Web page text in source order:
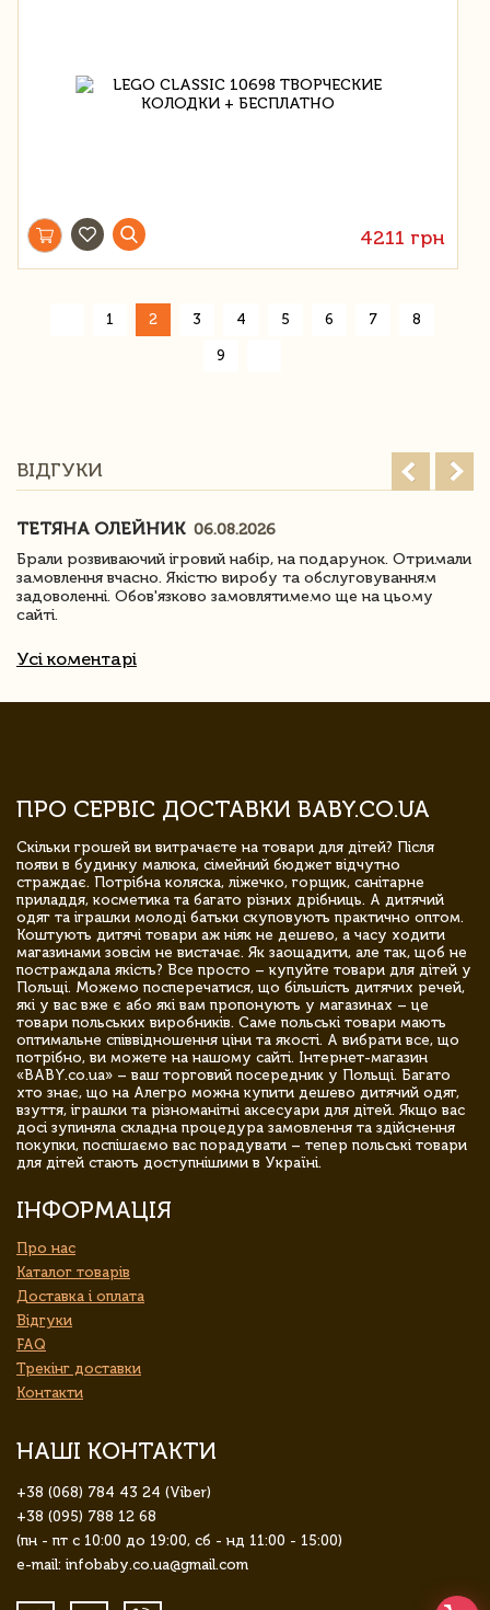
4211 грн
1 2 3 4 5 6 7 8
9
ВІДГУКИ
ТЕТЯНА ОЛЕЙНИК 06.08.2026
Брали розвиваючий ігровий набір, на подарунок. Отримали
замовлення вчасно. Якістю виробу та обслуговуванням
задоволенні. Обов'язково замовлятимемо ще на цьому
сайті.
Усі коментарі
ПРО СЕРВІС ДОСТАВКИ BABY.CO.UA
Скільки грошей ви витрачаєте на товари для дітей? Після
появи в будинку малюка, сімейний бюджет відчутно
страждає. Потрібна коляска, ліжечко, горщик, санітарне
приладдя, косметика та багато різних дрібниць. А дитячий
одяг та іграшки молоді батьки скуповують практично оптом.
Коштують дитячі товари аж ніяк не дешево, а часу ходити
магазинами зовсім не вистачає. Як заощадити, але так, щоб не
постраждала якість? Все просто – купуйте товари для дітей у
Польщі. Можемо посперечатися, що більшість дитячих речей,
які у вас вже є або які вам пропонують у магазинах – це
товари польських виробників. Саме польські товари мають
оптимальне співвідношення ціни та якості. А вибрати все, що
потрібно, ви можете на нашому сайті. Інтернет-магазин
«BABY.co.ua» – ваш торговий посередник у Польщі. Багато
хто знає, що на Алегро можна купити дешево дитячий одяг,
взуття, іграшки та різноманітні аксесуари для дітей. Якщо вас
досі зупиняла складна процедура замовлення та здійснення
покупки, поспішаємо вас порадувати – тепер польські товари
для дітей стають доступнішими в Україні.
ІНФОРМАЦІЯ
Про нас
Каталог товарів
Доставка і оплата
Відгуки
FAQ
Трекінг доставки
Контакти
НАШІ КОНТАКТИ
+38 (068) 784 43 24 (Viber)
+38 (095) 788 12 68
(пн - пт с 10:00 до 19:00, сб - нд 11:00 - 15:00)
e-mail: infobaby.co.ua@gmail.com